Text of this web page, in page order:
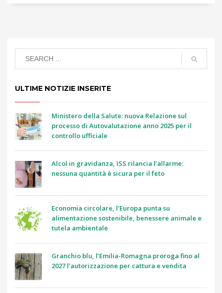
ULTIME NOTIZIE INSERITE
Ministero della Salute: nuova Relazione sul
processo di Autovalutazione anno 2025 per il
controllo ufficiale
Alcol in gravidanza, ISS rilancia l’allarme:
nessuna quantità è sicura per il feto
Economia circolare, l’Europa punta su
alimentazione sostenibile, benessere animale e
tutela ambientale
Granchio blu, l’Emilia-Romagna proroga fino al
2027 l’autorizzazione per cattura e vendita